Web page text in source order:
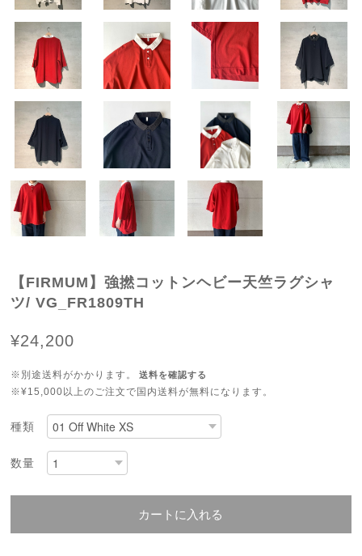
【FIRMUM】強撚コットンヘビー天竺ラグシャ
ツ/ VG_FR1809TH
¥24,200
※別途送料がかかります。 送料を確認する
※¥15,000以上のご注文で国内送料が無料になります。
種類
数量
カートに入れる